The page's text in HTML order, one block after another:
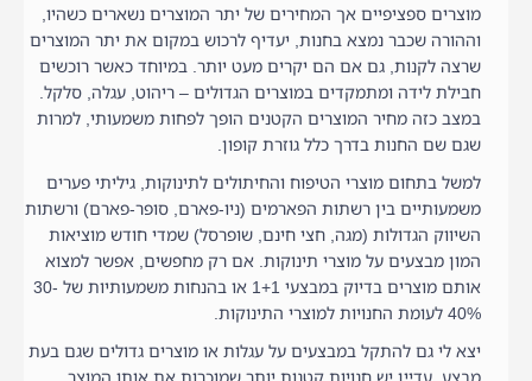
מוצרים ספציפיים אך המחירים של יתר המוצרים נשארים כשהיו,
וההורה שכבר נמצא בחנות, יעדיף לרכוש במקום את יתר המוצרים
שרצה לקנות, גם אם הם יקרים מעט יותר. במיוחד כאשר רוכשים
חבילת לידה ומתמקדים במוצרים הגדולים – ריהוט, עגלה, סלקל.
במצב כזה מחיר המוצרים הקטנים הופך לפחות משמעותי, למרות
שגם שם החנות בדרך כלל גוזרת קופון.
למשל בתחום מוצרי הטיפוח והחיתולים לתינוקות, גיליתי פערים
משמעותיים בין רשתות הפארמים (ניו-פארם, סופר-פארם) ורשתות
השיווק הגדולות (מגה, חצי חינם, שופרסל) שמדי חודש מוציאות
המון מבצעים על מוצרי תינוקות. אם רק מחפשים, אפשר למצוא
אותם מוצרים בדיוק במבצעי 1+1 או בהנחות משמעותיות של 30-
40% לעומת החנויות למוצרי התינוקות.
יצא לי גם להתקל במבצעים על עגלות או מוצרים גדולים שגם בעת